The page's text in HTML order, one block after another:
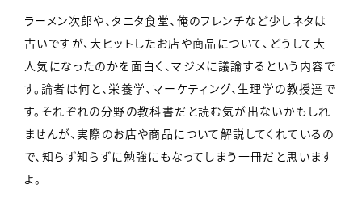
ラーメン次郎や、タニタ食堂、俺のフレンチなど少しネタは
古いですが、大ヒットしたお店や商品について、どうして大
人気になったのかを面白く、マジメに議論するという内容で
す。論者は何と、栄養学、マーケティング、生理学の教授達で
す。それぞれの分野の教科書だと読む気が出ないかもしれ
ませんが、実際のお店や商品について解説してくれているの
で、知らず知らずに勉強にもなってしまう一冊だと思います
よ。